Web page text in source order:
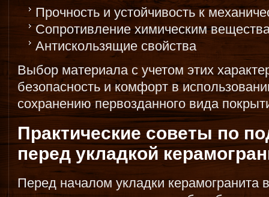
Прочность и устойчивость к
Сопротивление химическим
Антискользящие свойства
Выбор материала с учетом этих
безопасность и комфорт в
сохранению первозданного вида
Практические советы по
перед укладкой
Перед началом укладки керамогранита